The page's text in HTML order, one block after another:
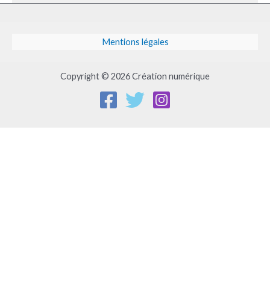
Mentions légales
Copyright © 2026 Création numérique